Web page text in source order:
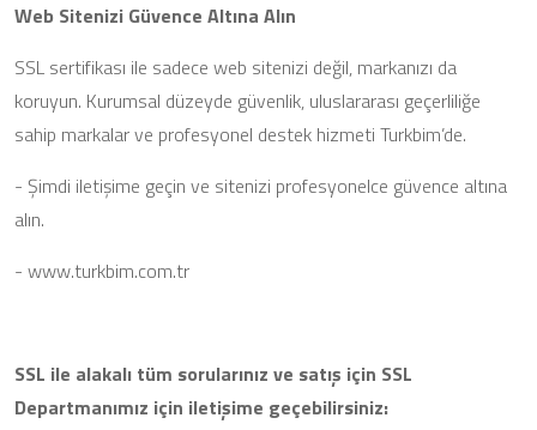
Web Sitenizi Güvence Altına Alın
SSL sertifikası ile sadece web sitenizi değil, markanızı da
koruyun. Kurumsal düzeyde güvenlik, uluslararası geçerliliğe
sahip markalar ve profesyonel destek hizmeti Turkbim’de.
- Şimdi iletişime geçin ve sitenizi profesyonelce güvence altına
alın.
- www.turkbim.com.tr
SSL ile alakalı tüm sorularınız ve satış için SSL
Departmanımız için iletişime geçebilirsiniz: